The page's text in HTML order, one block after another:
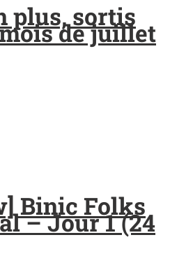
plus, sortis
de juillet
Binic Folks
– Jour 1 (24